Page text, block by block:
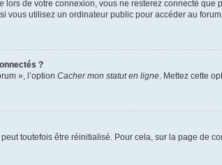
lors de votre connexion, vous ne resterez connecté
vous utilisez un ordinateur public pour accéder au
?
», l’option Cacher mon statut en ligne. Mettez cette
toutefois être réinitialisé. Pour cela, sur la page de